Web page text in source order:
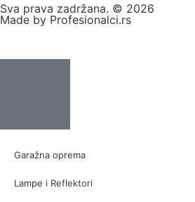
Sva prava zadržana. © 2026
Made by Profesionalci.rs
Garažna oprema
Lampe i Reflektori